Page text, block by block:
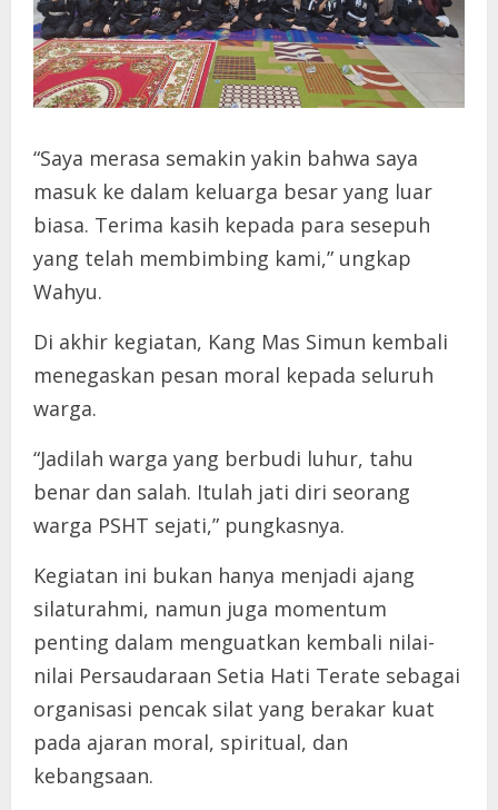
“Saya merasa semakin yakin bahwa saya
masuk ke dalam keluarga besar yang luar
biasa. Terima kasih kepada para sesepuh
yang telah membimbing kami,” ungkap
Wahyu.
Di akhir kegiatan, Kang Mas Simun kembali
menegaskan pesan moral kepada seluruh
warga.
“Jadilah warga yang berbudi luhur, tahu
benar dan salah. Itulah jati diri seorang
warga PSHT sejati,” pungkasnya.
Kegiatan ini bukan hanya menjadi ajang
silaturahmi, namun juga momentum
penting dalam menguatkan kembali nilai-
nilai Persaudaraan Setia Hati Terate sebagai
organisasi pencak silat yang berakar kuat
pada ajaran moral, spiritual, dan
kebangsaan.